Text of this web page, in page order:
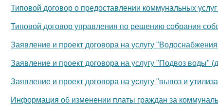
Типовой договор о предоставлении коммунальных
Типовой договор управления по решению собрания
Заявление и проект договора на услугу
Заявление и проект договора на услугу "Подвоз воды"
Заявление и проект договора на услугу "вывоз и
Информация об изменении платы граждан за